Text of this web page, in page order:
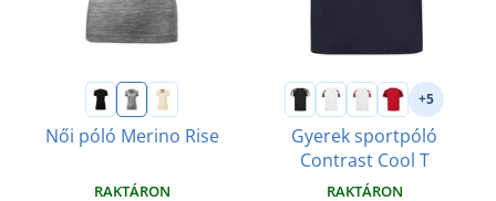
Női póló Merino Rise
RAKTÁRON
+5
Gyerek sportpóló
Contrast Cool T
RAKTÁRON